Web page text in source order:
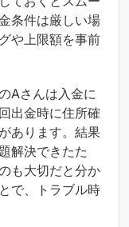
条件は厳しい場
や上限額を事前
Aさんは入金に
出金時に住所確
あります。結果
解決できたた
も大切だと分か
で、トラブル時